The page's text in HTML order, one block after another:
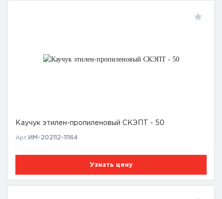
Каучук этилен-пропиленовый СКЭПТ - 50
Арт: ИМ-202112-11164
Узнать цену